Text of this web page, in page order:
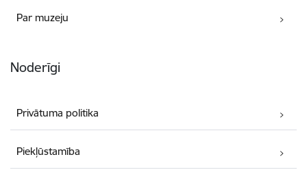
Par muzeju
Noderīgi
Privātuma politika
Piekļūstamība